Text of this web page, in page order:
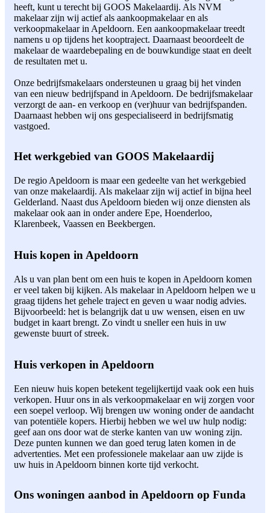
heeft, kunt u terecht bij GOOS Makelaardij. Als NVM
makelaar zijn wij actief als aankoopmakelaar en als
verkoopmakelaar in Apeldoorn. Een aankoopmakelaar treedt
namens u op tijdens het kooptraject. Daarnaast beoordeelt de
makelaar de waardebepaling en de bouwkundige staat en deelt
de resultaten met u.
Onze bedrijfsmakelaars ondersteunen u graag bij het vinden
van een nieuw bedrijfspand in Apeldoorn. De bedrijfsmakelaar
verzorgt de aan- en verkoop en (ver)huur van bedrijfspanden.
Daarnaast hebben wij ons gespecialiseerd in bedrijfsmatig
vastgoed.
Het werkgebied van GOOS Makelaardij
De regio Apeldoorn is maar een gedeelte van het werkgebied
van onze makelaardij. Als makelaar zijn wij actief in bijna heel
Gelderland. Naast dus Apeldoorn bieden wij onze diensten als
makelaar ook aan in onder andere Epe, Hoenderloo,
Klarenbeek, Vaassen en Beekbergen.
Huis kopen in Apeldoorn
Als u van plan bent om een huis te kopen in Apeldoorn komen
er veel taken bij kijken. Als makelaar in Apeldoorn helpen we u
graag tijdens het gehele traject en geven u waar nodig advies.
Bijvoorbeeld: het is belangrijk dat u uw wensen, eisen en uw
budget in kaart brengt. Zo vindt u sneller een huis in uw
gewenste buurt of streek.
Huis verkopen in Apeldoorn
Een nieuw huis kopen betekent tegelijkertijd vaak ook een huis
verkopen. Huur ons in als verkoopmakelaar en wij zorgen voor
een soepel verloop. Wij brengen uw woning onder de aandacht
van potentiële kopers. Hierbij hebben we wel uw hulp nodig:
geef aan ons door wat de sterke kanten van uw woning zijn.
Deze punten kunnen we dan goed terug laten komen in de
advertenties. Met een professionele makelaar aan uw zijde is
uw huis in Apeldoorn binnen korte tijd verkocht.
Ons woningen aanbod in Apeldoorn op Funda